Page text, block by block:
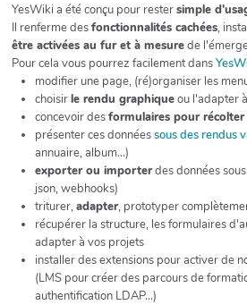
YesWiki a été conçu pour restersimple
Il renferme desfonctionnalités cachées,
être activées au fur et à mesurede
Pour cela vous pourrez facilement dans
modifier une page, (ré)organiser les
choisirle rendu graphiqueou l'adapter
concevoir desformulaires pour récolter
présenter ces donnéessous des rendus
annuaire, album...)
exporter ou importerdes données
json, webhooks)
triturer, adapter, prototyper
récupérer la structure, les formulaires
adapter à vos projets
installer des extensions pour activer de
(LMS pour créer des parcours de
authentification LDAP...)